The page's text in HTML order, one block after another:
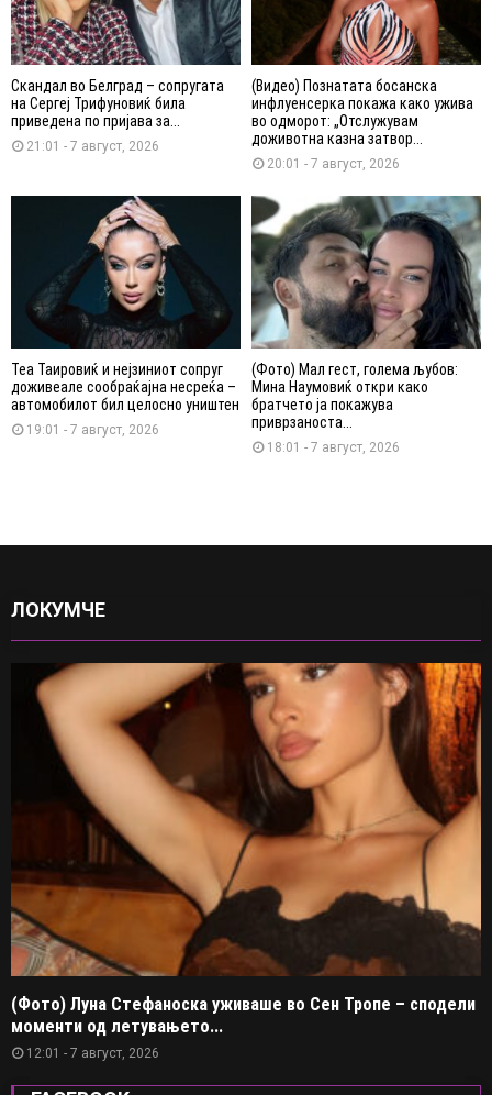
Скандал во Белград – сопругата
на Сергеј Трифуновиќ била
приведена по пријава за...
21:01 - 7 август, 2026
(Видео) Познатата босанска
инфлуенсерка покажа како ужива
во одморот: „Отслужувам
доживотна казна затвор...
20:01 - 7 август, 2026
Теа Таировиќ и нејзиниот сопруг
доживеале сообраќајна несреќа –
автомобилот бил целосно уништен
19:01 - 7 август, 2026
(Фото) Мал гест, голема љубов:
Мина Наумовиќ откри како
братчето ја покажува
приврзаноста...
18:01 - 7 август, 2026
ЛОКУМЧЕ
(Фото) Луна Стефаноска уживаше во Сен Тропе – сподели
моменти од летувањето...
12:01 - 7 август, 2026